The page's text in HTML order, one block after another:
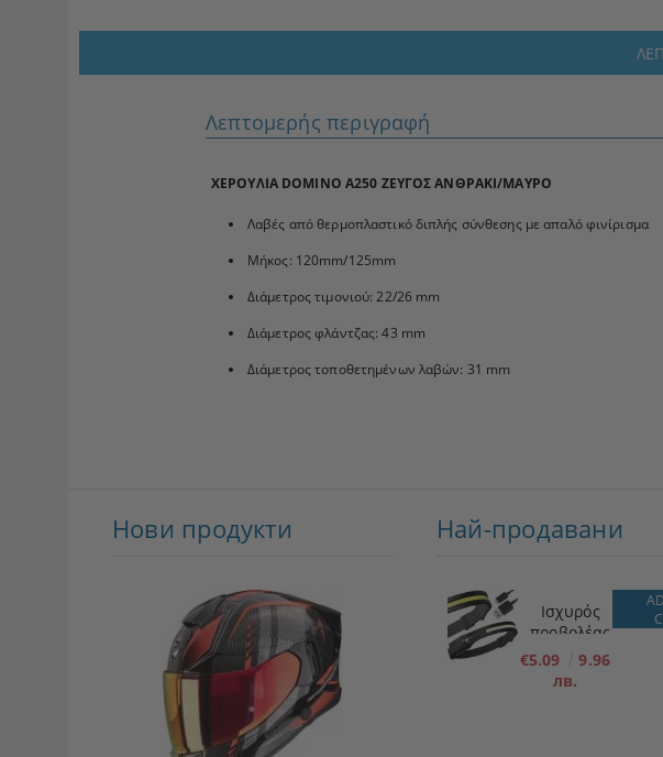
Λεπτομερής περιγραφή
ΧΕΡΟΥΛΙΑ DOMINO A250 ΖΕΥΓΟΣ ΑΝΘΡΑΚΙ/ΜΑΥΡΟ
Λαβές από θερμοπλαστικό διπλής σύνθεσης με απαλό φινίρισμα
Μήκος: 120mm/125mm
Διάμετρος τιμονιού: 22/26 mm
Διάμετρος φλάντζας: 43 mm
Διάμετρος τοποθετημένων λαβών: 31 mm
Нови продукти Най-продавани
Ισχυρός
προβολέας
LED + φακός
€5.09
9.96
лв.